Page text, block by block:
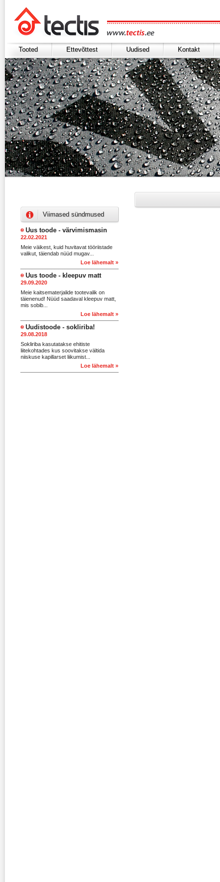
Tooted Ettevõttest Uudised Kontakt
Viimased sündmused
Uus toode - värvimismasin
22.02.2021
Meie väikest, kuid huvitavat tööriistade
valikut, täiendab nüüd mugav...
Loe lähemalt »
Uus toode - kleepuv matt
29.09.2020
Meie kaitsematerjalide tootevalik on
täienenud! Nüüd saadaval kleepuv matt,
mis sobib...
Loe lähemalt »
Uudistoode - sokliriba!
29.08.2018
Sokliriba kasutatakse ehitiste
liitekohtades kus soovitakse vältida
niiskuse kapillarset liikumist...
Loe lähemalt »